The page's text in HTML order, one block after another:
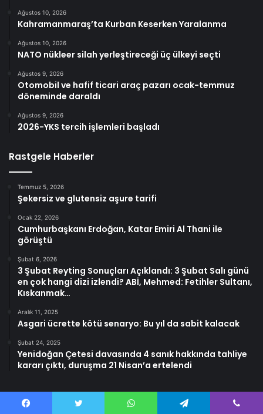
Ağustos 10, 2026
Kahramanmaraş’ta Kurban Keserken Yaralanma
Ağustos 10, 2026
NATO nükleer silah yerleştireceği üç ülkeyi seçti
Ağustos 9, 2026
Otomobil ve hafif ticari araç pazarı ocak-temmuz
döneminde daraldı
Ağustos 9, 2026
2026-YKS tercih işlemleri başladı
Rastgele Haberler
Temmuz 5, 2026
Şekersiz ve glutensiz aşure tarifi
Ocak 22, 2026
Cumhurbaşkanı Erdoğan, Katar Emiri Al Thani ile
görüştü
Şubat 6, 2026
3 Şubat Reyting Sonuçları Açıklandı: 3 Şubat Salı günü
en çok hangi dizi izlendi? ABİ, Mehmed: Fetihler Sultanı,
Kıskanmak…
Aralık 11, 2025
Asgari ücrette kötü senaryo: Bu yıl da sabit kalacak
Şubat 24, 2025
Yenidoğan Çetesi davasında 4 sanık hakkında tahliye
kararı çıktı, duruşma 21 Nisan’a ertelendi